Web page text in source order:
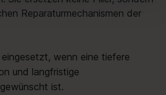
Reparaturmechanismen der
wenn eine tiefere
und langfristige
ist.